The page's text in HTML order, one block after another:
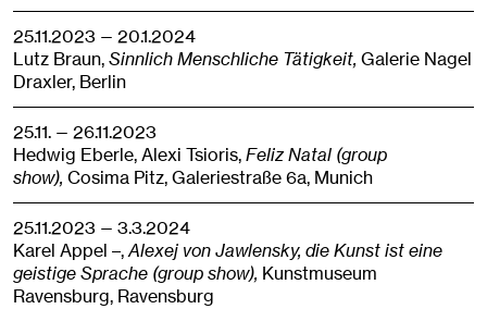
25.11.2023 — 20.1.2024
Lutz Braun,Sinnlich Menschliche Tätigkeit, Galerie Nagel
Draxler, Berlin
25.11. — 26.11.2023
Hedwig Eberle, Alexi Tsioris,Feliz Natal (group
show), Cosima Pitz, Galeriestraße 6a, Munich
25.11.2023 — 3.3.2024
Karel Appel –,Alexej von Jawlensky, die Kunst ist eine
geistige Sprache (group show), Kunstmuseum
Ravensburg, Ravensburg